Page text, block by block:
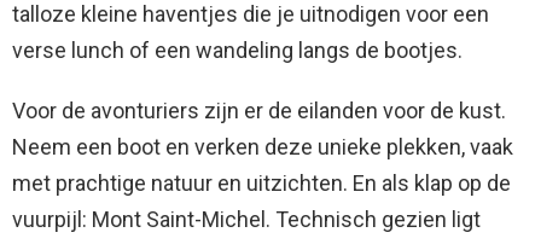
talloze kleine haventjes die je uitnodigen voor een
verse lunch of een wandeling langs de bootjes.
Voor de avonturiers zijn er de eilanden voor de kust.
Neem een boot en verken deze unieke plekken, vaak
met prachtige natuur en uitzichten. En als klap op de
vuurpijl: Mont Saint-Michel. Technisch gezien ligt